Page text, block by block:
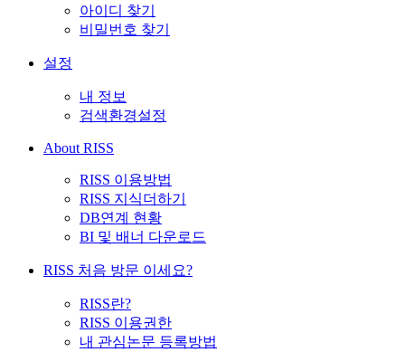
아이디 찾기
비밀번호 찾기
설정
내 정보
검색환경설정
About RISS
RISS 이용방법
RISS 지식더하기
DB연계 현황
BI 및 배너 다운로드
RISS 처음 방문 이세요?
RISS란?
RISS 이용권한
내 관심논문 등록방법